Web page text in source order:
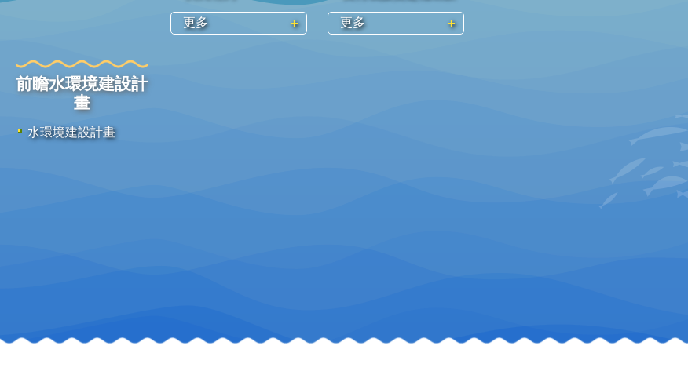
更多 更多
前瞻水環境建設計
畫
水環境建設計畫